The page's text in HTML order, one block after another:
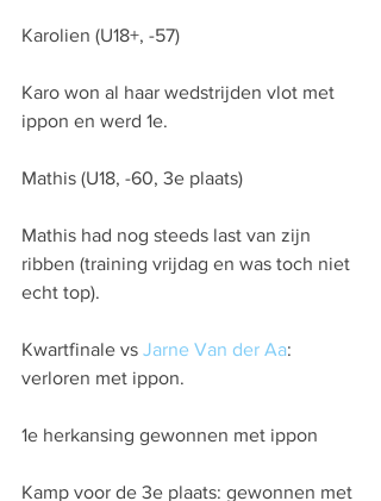
Karolien (U18+, -57)
Karo won al haar wedstrijden vlot met
ippon en werd 1e.
Mathis (U18, -60, 3e plaats)
Mathis had nog steeds last van zijn
ribben (training vrijdag en was toch niet
echt top).
Kwartfinale vs Jarne Van der Aa:
verloren met ippon.
1e herkansing gewonnen met ippon
Kamp voor de 3e plaats: gewonnen met